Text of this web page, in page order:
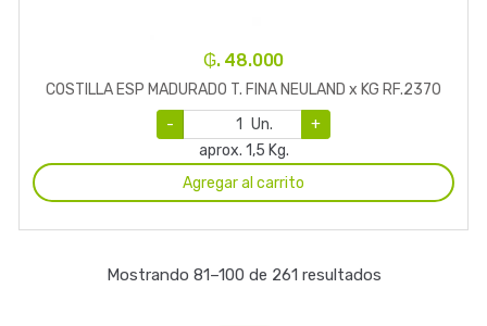
₲. 48.000
COSTILLA ESP MADURADO T. FINA NEULAND x KG RF.2370
-
Un.
+
aprox. 1,5 Kg.
Agregar al carrito
Mostrando 81–100 de 261 resultados